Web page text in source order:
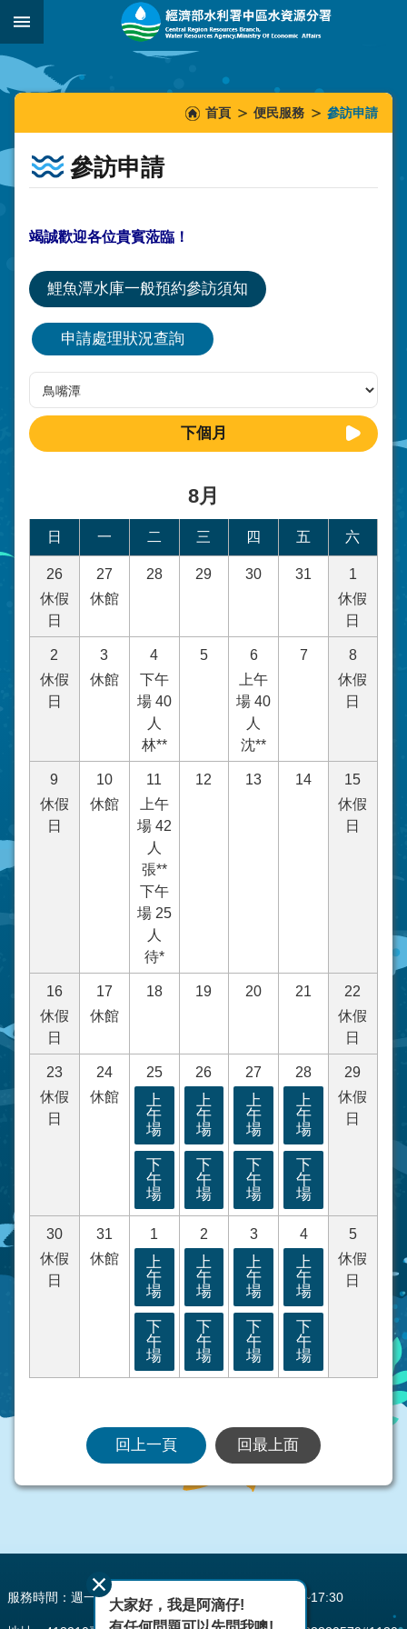
跳到主要內容區塊
_
::::::
首頁 便民服務 參訪申請
參訪申請
竭誠歡迎各位貴賓蒞臨！
鯉魚潭水庫一般預約參訪須知
申請處理狀況查詢
下個月
8月
日 一 二 三 四 五 六
26
休假
日
27
休館
28 29 30 31
1
休假
日
2
休假
日
3
休館
4
下午
場 40
人
林**
5
6
上午
場 40
人
沈**
7
8
休假
日
9
休假
日
10
休館
11
上午
場 42
人
張**
下午
場 25
人
待*
12 13 14
15
休假
日
16
休假
日
17
休館
18 19 20 21
22
休假
日
23
休假
日
24
休館
25
上
午
場
下
午
場
26
上
午
場
下
午
場
27
上
午
場
下
午
場
28
上
午
場
下
午
場
29
休假
日
30
休假
日
31
休館
1
上
午
場
下
午
場
2
上
午
場
下
午
場
3
上
午
場
下
午
場
4
上
午
場
下
午
場
5
休假
日
回上一頁 回最上面
服務時間：週一至週五 AM08:00~12:00 PM13:30~17:30
大家好，我是阿滴仔!